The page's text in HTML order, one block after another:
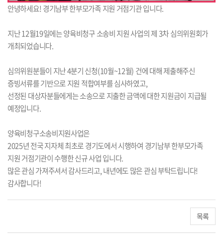
안녕하세요! 경기남부 한부모가족 지원 거점기관 입니다.
지난 12월19일에는 양육비청구 소송비 지원 사업의 제 3차 심의위원회가
개최되었습니다.
심의위원분들이 지난 4분기 신청(10월~12월) 건에 대해제출해주신
증빙서류를 기반으로지원 적합여부를 심사하였고,
선정된 대상자분들에게는 소송으로 지출한 금액에 대한 지원금이 지급될
예정입니다.
양육비청구소송비지원사업은
2025년 전국 지자체 최초로 경기도에서 시행하여 경기남부 한부모가족
지원 거점기관이 수행한 신규 사업 입니다.
많은 관심 가져주셔서 감사드리고, 내년에도 많은 관심 부탁드립니다!
감사합니다!
목록